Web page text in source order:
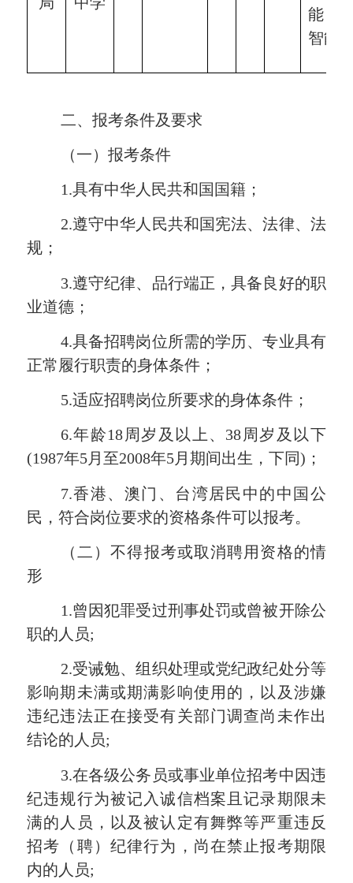
能）
智能
二、报考条件及要求
（一）报考条件
1.具有中华人民共和国国籍；
2.遵守中华人民共和国宪法、法律、法
规；
3.遵守纪律、品行端正，具备良好的职
业道德；
4.具备招聘岗位所需的学历、专业具有
正常履行职责的身体条件；
5.适应招聘岗位所要求的身体条件；
6.年龄18周岁及以上、38周岁及以下
(1987年5月至2008年5月期间出生，下同)；
7.香港、澳门、台湾居民中的中国公
民，符合岗位要求的资格条件可以报考。
（二）不得报考或取消聘用资格的情
形
1.曾因犯罪受过刑事处罚或曾被开除公
职的人员;
2.受诫勉、组织处理或党纪政纪处分等
影响期未满或期满影响使用的，以及涉嫌
违纪违法正在接受有关部门调查尚未作出
结论的人员;
3.在各级公务员或事业单位招考中因违
纪违规行为被记入诚信档案且记录期限未
满的人员，以及被认定有舞弊等严重违反
招考（聘）纪律行为，尚在禁止报考期限
内的人员;